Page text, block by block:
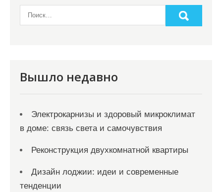
Вышло недавно
Электрокарнизы и здоровый микроклимат
в доме: связь света и самочувствия
Реконструкция двухкомнатной квартиры
Дизайн лоджии: идеи и современные
тенденции